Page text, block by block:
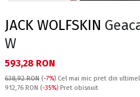
JACK WOLFSKIN
W
Текуща цена:
593,28 RON
638,92 RON (-7%) Cel mai mic pret din
Pret obisnuit:
912,76 RON (-35%) Pret obisnuit